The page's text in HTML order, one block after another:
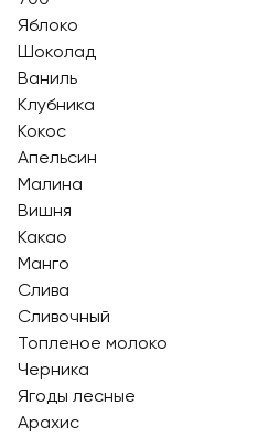
Яблоко
Шоколад
Ваниль
Клубника
Кокос
Апельсин
Малина
Вишня
Какао
Манго
Слива
Сливочный
Топленое молоко
Черника
Ягоды лесные
Арахис